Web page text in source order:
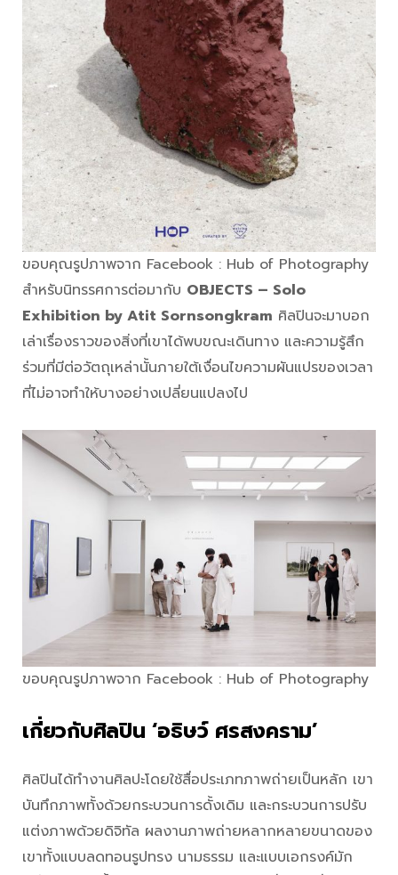
ขอบคุณรูปภาพจาก Facebook : Hub of Photography
สำหรับนิทรรศการต่อมากับ OBJECTS – Solo
Exhibition by Atit Sornsongkram ศิลปินจะมาบอก
เล่าเรื่องราวของสิ่งที่เขาได้พบขณะเดินทาง และความรู้สึก
ร่วมที่มีต่อวัตถุเหล่านั้นภายใต้เงื่อนไขความผันแปรของเวลา
ที่ไม่อาจทำให้บางอย่างเปลี่ยนแปลงไป
ขอบคุณรูปภาพจาก Facebook : Hub of Photography
เกี่ยวกับศิลปิน ‘อธิษว์ ศรสงคราม’
ศิลปินได้ทำงานศิลปะโดยใช้สื่อประเภทภาพถ่ายเป็นหลัก เขา
บันทึกภาพทั้งด้วยกระบวนการดั้งเดิม และกระบวนการปรับ
แต่งภาพด้วยดิจิทัล ผลงานภาพถ่ายหลากหลายขนาดของ
เขาทั้งแบบลดทอนรูปทรง นามธรรม และแบบเอกรงค์มัก